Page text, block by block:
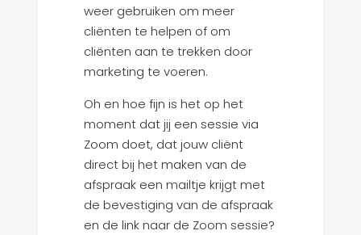
weer gebruiken om meer
cliënten te helpen of om
cliënten aan te trekken door
marketing te voeren.
Oh en hoe fijn is het op het
moment dat jij een sessie via
Zoom doet, dat jouw cliënt
direct bij het maken van de
afspraak een mailtje krijgt met
de bevestiging van de afspraak
en de link naar de Zoom sessie?